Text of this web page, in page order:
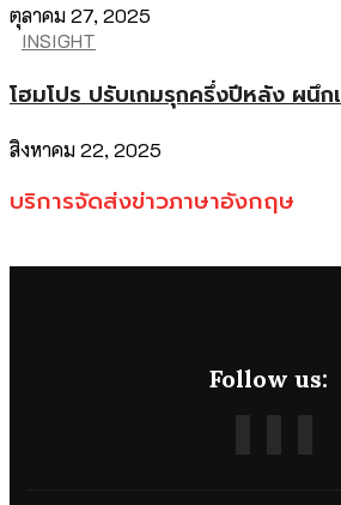
ตุลาคม 27, 2025
INSIGHT
โฮมโปร ปรับเกมรุกครึ่งปีหลัง ผนึก
สิงหาคม 22, 2025
บริการจัดส่งข่าวภาษาอังกฤษ
Follow us: